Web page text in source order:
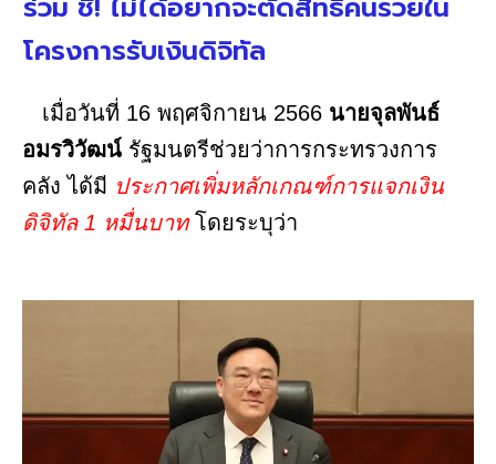
โครงการรับเงินดิจิทัล
เมื่อวันที่ 16 พฤศจิกายน 2566 นายจุลพันธ์
อมรวิวัฒน์ รัฐมนตรีช่วยว่าการกระทรวงการ
คลัง ได้มี ประกาศเพิ่มหลักเกณฑ์การแจกเงิน
ดิจิทัล 1 หมื่นบาทโดยระบุว่า